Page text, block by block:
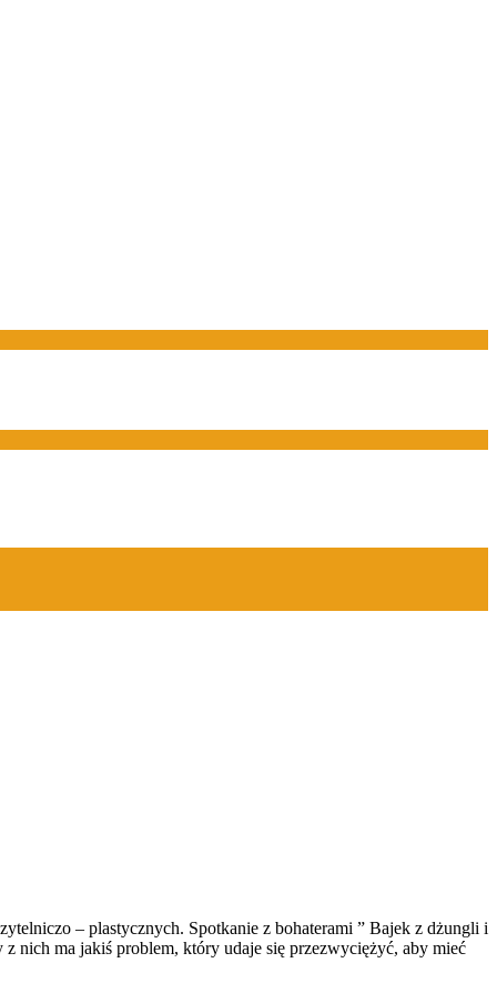
– plastycznych. Spotkanie z bohaterami ” Bajek z dżungli i
z nich ma jakiś problem, który udaje się przezwyciężyć, aby mieć